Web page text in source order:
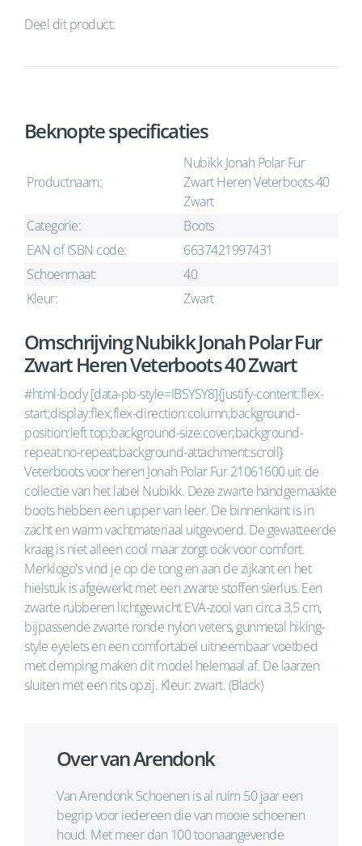
Deel dit product:
Beknopte specificaties
Productnaam:
Nubikk Jonah Polar Fur
Zwart Heren Veterboots 40
Zwart
Categorie:
Boots
EAN of ISBN code:
6637421997431
Schoenmaat:
40
Kleur:
Zwart
Omschrijving Nubikk Jonah Polar Fur
Zwart Heren Veterboots 40 Zwart
#html-body [data-pb-style=IBSYSY8]{justify-content:flex-
start;display:flex;flex-direction:column;background-
position:left top;background-size:cover;background-
repeat:no-repeat;background-attachment:scroll}
Veterboots voor heren Jonah Polar Fur 21061600 uit de
collectie van het label Nubikk. Deze zwarte handgemaakte
boots hebben een upper van leer. De binnenkant is in
zacht en warm vachtmateriaal uitgevoerd. De gewatteerde
kraag is niet alleen cool maar zorgt ook voor comfort.
Merklogo's vind je op de tong en aan de zijkant en het
hielstuk is afgewerkt met een zwarte stoffen sierlus. Een
zwarte rubberen lichtgewicht EVA-zool van circa 3,5 cm,
bijpassende zwarte ronde nylon veters, gunmetal hiking-
style eyelets en een comfortabel uitneembaar voetbed
met demping maken dit model helemaal af. De laarzen
sluiten met een rits opzij. Kleur: zwart. (Black)
Over van Arendonk
Van Arendonk Schoenen is al ruim 50 jaar een
begrip voor iedereen die van mooie schoenen
houd. Met meer dan 100 toonaangevende